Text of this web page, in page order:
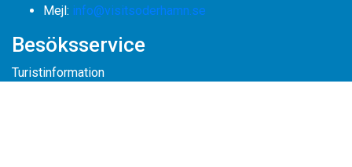
​​​​​​​Mejl: info@visitsoderhamn.se
Besöksservice
Turistinformation